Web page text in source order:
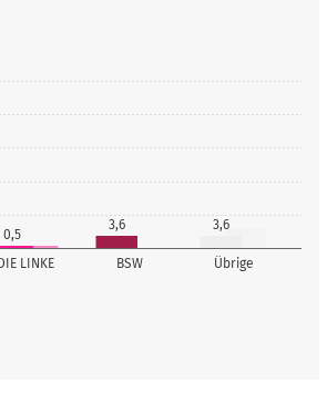
DIE LINKE BSW Übrige
0,5
3,6 3,6